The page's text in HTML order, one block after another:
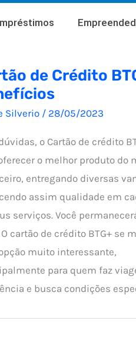
de Crédito
Silverio / 28/05/2023
o Cartão de crédito
o melhor produto do
entregando diversas
assim qualidade em
serviços. Você
cartão de crédito BTG+ se
muito interessante,
para quem faz
e busca condições